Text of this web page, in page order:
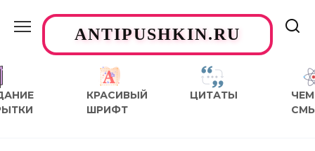
содержаниюANTIPUSHKIN.RU
КРАСИВЫЙ
ШРИФТ
ЦИТАТЫ
ЧЕМ